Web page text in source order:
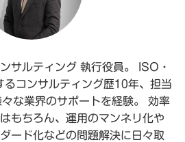
サルティング 執行役員。 ISO・
るコンサルティング歴10年、担当
な業界のサポートを経験。 効率
もちろん、運用のマンネリ化や
ード化などの問題解決に日々取